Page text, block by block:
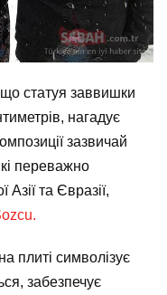
статуя заввишки
нагадує
зазвичай
переважно
та Євразії,
плиті символізує
забезпечує